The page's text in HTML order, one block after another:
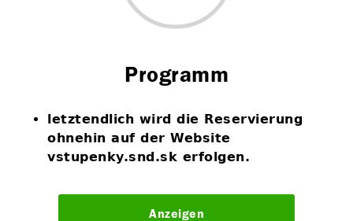
Programm
letztendlich wird die Reservierung
ohnehin auf der Website
vstupenky.snd.sk erfolgen.
Anzeigen